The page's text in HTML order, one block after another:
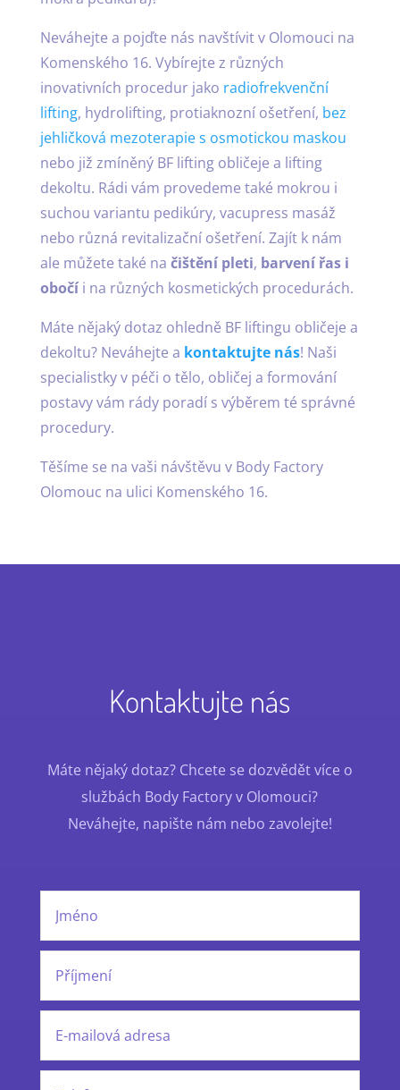
Neváhejte a pojďte nás navštívit v Olomouci na
Komenského 16. Vybírejte z různých
inovativních procedur jako radiofrekvenční
lifting, hydrolifting, protiaknozní ošetření, bez
jehličková mezoterapie s osmotickou maskou
nebo již zmíněný BF lifting obličeje a lifting
dekoltu. Rádi vám provedeme také mokrou i
suchou variantu pedikúry, vacupress masáž
nebo různá revitalizační ošetření. Zajít k nám
ale můžete také na čištění pleti, barvení řas i
obočíi na různých kosmetických procedurách.
Máte nějaký dotaz ohledně BF liftingu obličeje a
dekoltu? Neváhejte a kontaktujte nás! Naši
specialistky v péči o tělo, obličej a formování
postavy vám rády poradí s výběrem té správné
procedury.
Těšíme se na vaši návštěvu v Body Factory
Olomouc na ulici Komenského 16.
Kontaktujte nás
Máte nějaký dotaz? Chcete se dozvědět více o
službách Body Factory v Olomouci?
Neváhejte, napište nám nebo zavolejte!